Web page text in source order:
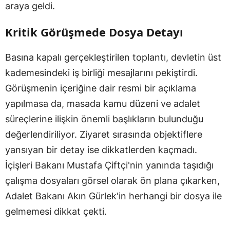
araya geldi.
Kritik Görüşmede Dosya Detayı
Basına kapalı gerçekleştirilen toplantı, devletin üst
kademesindeki iş birliği mesajlarını pekiştirdi.
Görüşmenin içeriğine dair resmi bir açıklama
yapılmasa da, masada kamu düzeni ve adalet
süreçlerine ilişkin önemli başlıkların bulunduğu
değerlendiriliyor. Ziyaret sırasında objektiflere
yansıyan bir detay ise dikkatlerden kaçmadı.
İçişleri Bakanı Mustafa Çiftçi'nin yanında taşıdığı
çalışma dosyaları görsel olarak ön plana çıkarken,
Adalet Bakanı Akın Gürlek'in herhangi bir dosya ile
gelmemesi dikkat çekti.